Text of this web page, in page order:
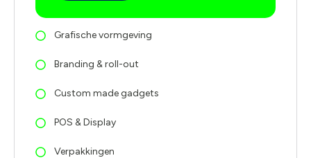
Grafische vormgeving
Branding & roll-out
Custom made gadgets
POS & Display
Verpakkingen